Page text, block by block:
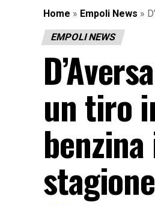
Home » Empoli News »
EMPOLI NEWS
un tiro